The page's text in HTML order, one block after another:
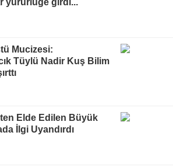
yürürlüğe girdi...
Mucizesi:
Tüylü Nadir Kuş Bilim
Elde Edilen Büyük
İlgi Uyandırdı